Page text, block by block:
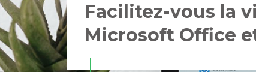
Facilitez-vous la
Microsoft Office